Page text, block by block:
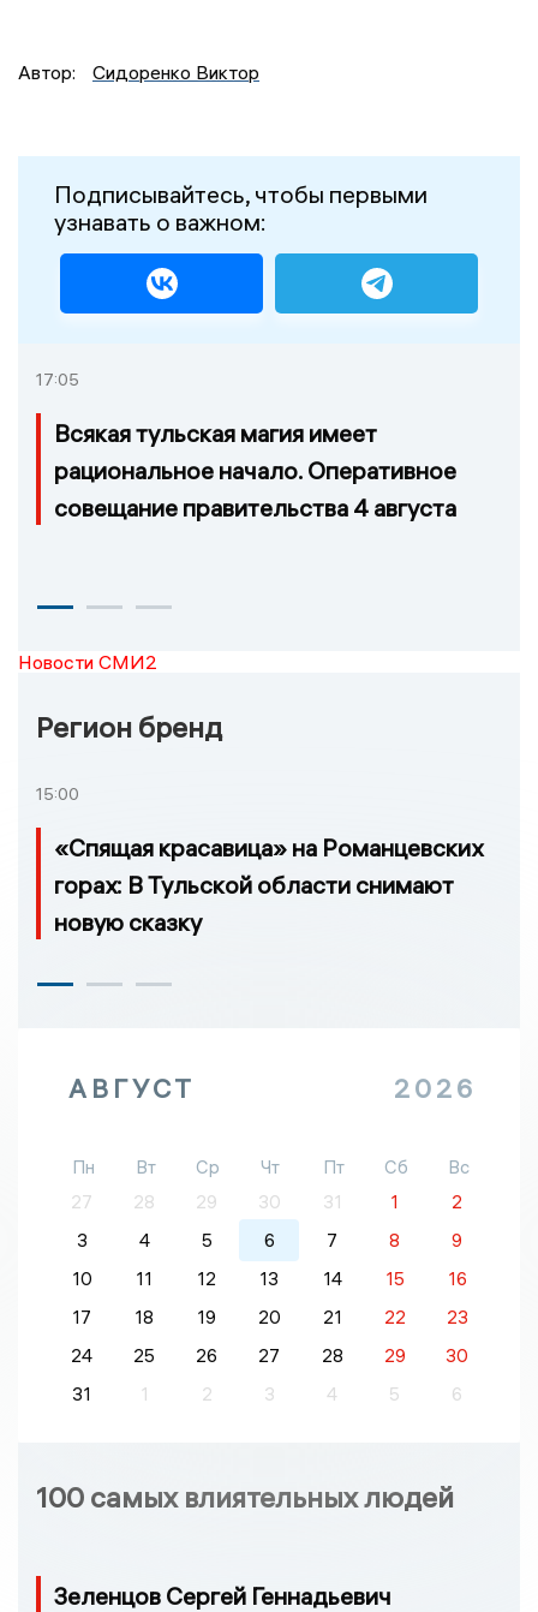
Автор: Сидоренко Виктор
Подписывайтесь, чтобы первыми
узнавать о важном:
17:05
Всякая тульская магия имеет
рациональное начало. Оперативное
совещание правительства 4 августа
Новости СМИ2
Регион бренд
15:00
«Спящая красавица» на Романцевских
горах: В Тульской области снимают
новую сказку
АВГУСТ 2026
Пн Вт Ср Чт Пт Сб
Вс
27
28 29 30 31 1
2
3
4 5 6 7 8
9
10
11 12 13 14 15
16
17
18 19 20 21 22
23
24
25 26 27 28 29
30
31
1 2 3 4 5 6
100 самых влиятельных людей
Зеленцов Сергей Геннадьевич